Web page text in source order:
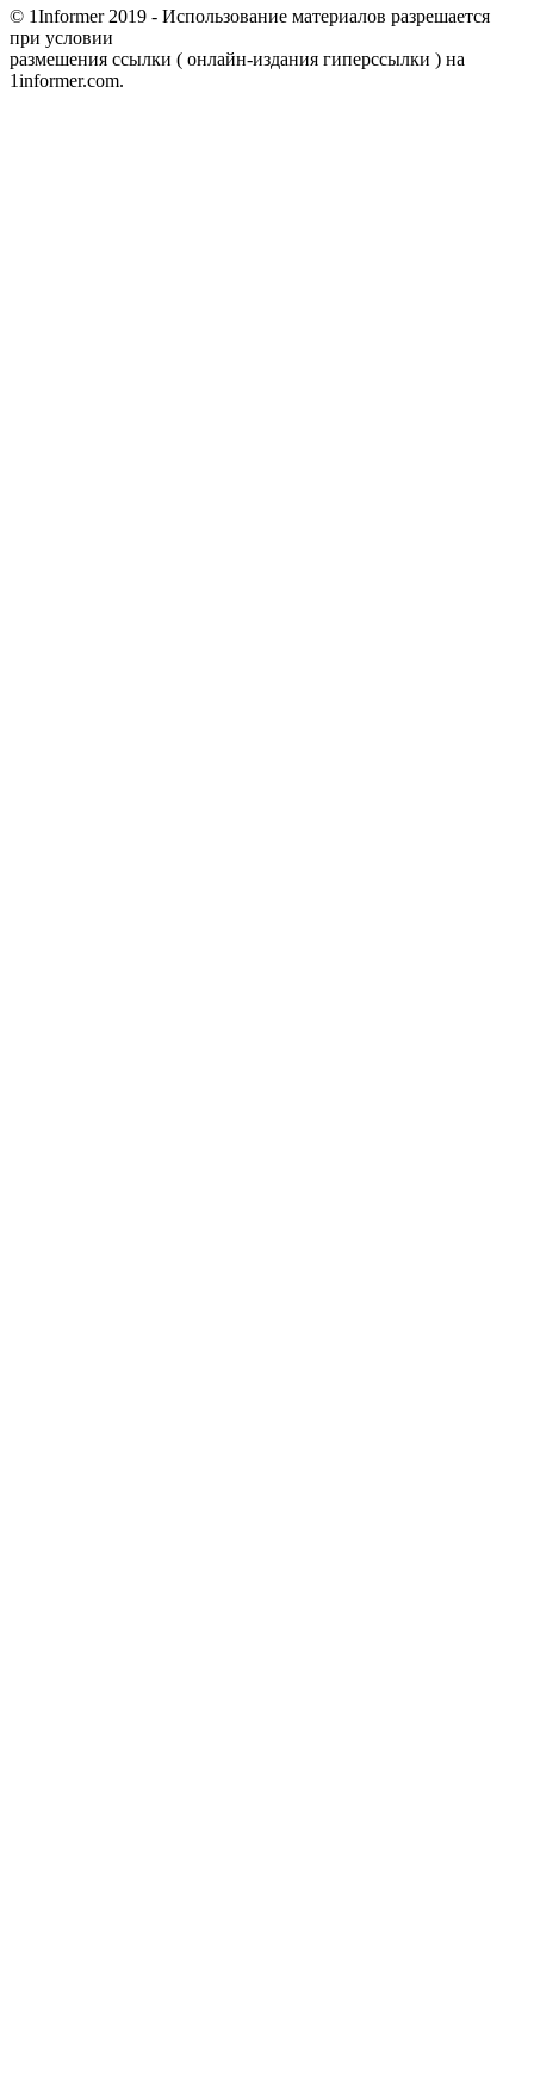
© 1Informer 2019 - Использование материалов разрешается
при условии
размешения ссылки ( онлайн-издания гиперссылки ) на
1informer.com.